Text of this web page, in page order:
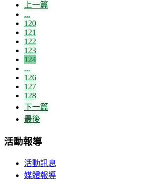
上一篇
...
120
121
122
123
124
...
126
127
128
下一篇
最後
活動報導
活動訊息
媒體報導